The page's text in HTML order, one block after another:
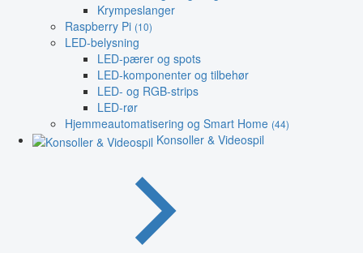
Krympeslanger
Raspberry Pi (10)
LED-belysning
LED-pærer og spots
LED-komponenter og tilbehør
LED- og RGB-strips
LED-rør
Hjemmeautomatisering og Smart Home (44)
Konsoller & Videospil